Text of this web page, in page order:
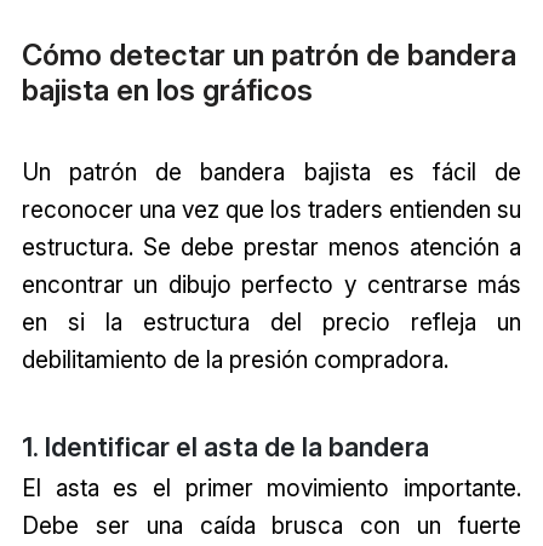
Cómo detectar un patrón de bandera
bajista en los gráficos
Un patrón de bandera bajista es fácil de
reconocer una vez que los traders entienden su
estructura. Se debe prestar menos atención a
encontrar un dibujo perfecto y centrarse más
en si la estructura del precio refleja un
debilitamiento de la presión compradora.
1. Identificar el asta de la bandera
El asta es el primer movimiento importante.
Debe ser una caída brusca con un fuerte